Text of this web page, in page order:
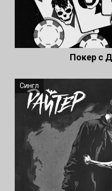
Покер с
Сингл